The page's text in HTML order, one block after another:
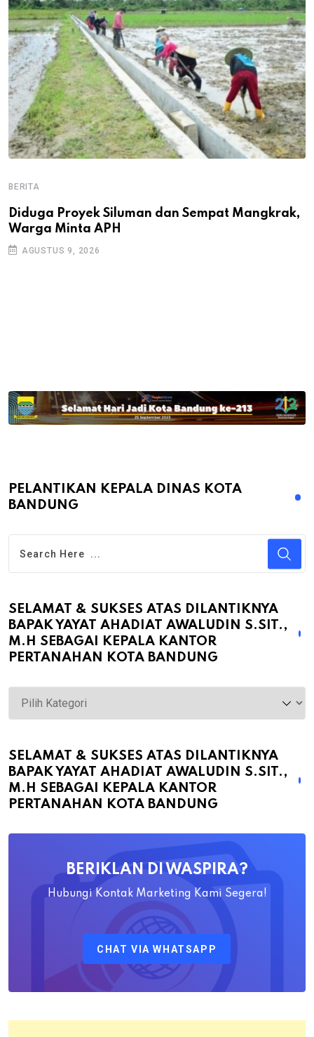
BERITA
Diduga Proyek Siluman dan Sempat Mangkrak,
Warga Minta APH
AGUSTUS 9, 2026
PELANTIKAN KEPALA DINAS KOTA
BANDUNG
SELAMAT & SUKSES ATAS DILANTIKNYA
BAPAK YAYAT AHADIAT AWALUDIN S.SIT.,
M.H SEBAGAI KEPALA KANTOR
PERTANAHAN KOTA BANDUNG
Selamat
&
atas
Dilantiknya
Bapak
Ahadiat
Pertanahan
Kota
SELAMAT & SUKSES ATAS DILANTIKNYA
BAPAK YAYAT AHADIAT AWALUDIN S.SIT.,
M.H SEBAGAI KEPALA KANTOR
PERTANAHAN KOTA BANDUNG
BERIKLAN DI WASPIRA?
Hubungi Kontak Marketing Kami Segera!
CHAT VIA WHATSAPP